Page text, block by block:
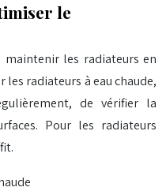
le
les radiateurs en
radiateurs à eau chaude,
de vérifier la
Pour les radiateurs